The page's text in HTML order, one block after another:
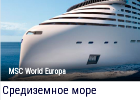
MSC World Europa
Средиземное море